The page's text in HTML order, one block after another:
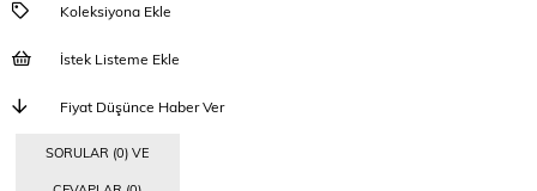
Koleksiyona Ekle
İstek Listeme Ekle
Fiyat Düşünce Haber Ver
SORULAR (0) VE